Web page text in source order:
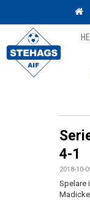
4-1
2018-10-
Spelare